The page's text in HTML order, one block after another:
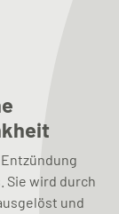
Sie wird durch
und